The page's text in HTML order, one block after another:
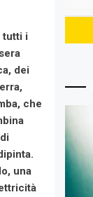
tutti i
dei
che
una